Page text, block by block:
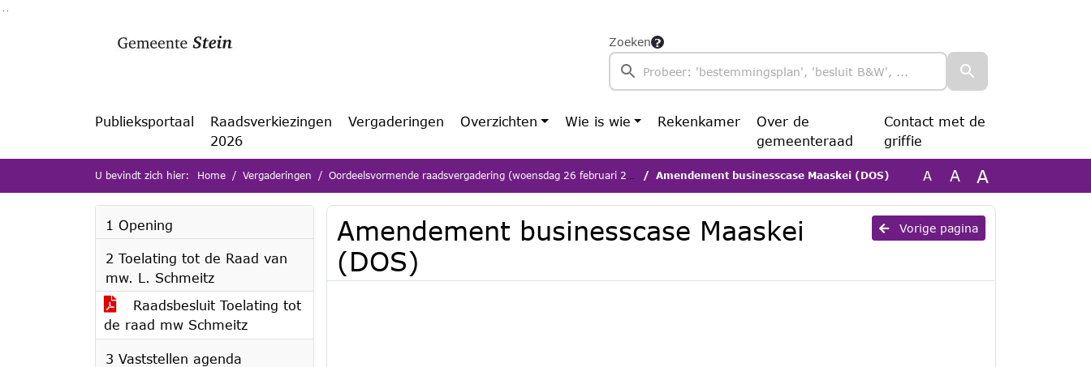
Zoeken
Publieksportaal
Raadsverkiezingen
2026
Vergaderingen Overzichten Wie is wie Rekenkamer
Over de
gemeenteraad
Contact met de
griffie
U bevindt zich hier: Home Vergaderingen Oordeelsvormende raadsvergadering (woensdag 26 februari 2025) Amendement businesscase Maaskei (DOS) A A A
1 Opening
2 Toelating tot de Raad van
mw. L. Schmeitz
Raadsbesluit Toelating tot
de raad mw Schmeitz
3 Vaststellen agenda
Vorige pagina
Amendement businesscase Maaskei
(DOS)